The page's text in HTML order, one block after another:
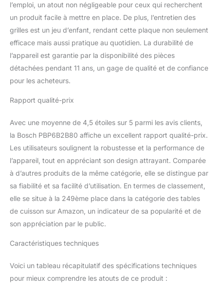
l’emploi, un atout non négligeable pour ceux qui recherchent
un produit facile à mettre en place. De plus, l’entretien des
grilles est un jeu d’enfant, rendant cette plaque non seulement
efficace mais aussi pratique au quotidien. La durabilité de
l’appareil est garantie par la disponibilité des pièces
détachées pendant 11 ans, un gage de qualité et de confiance
pour les acheteurs.
Rapport qualité-prix
Avec une moyenne de 4,5 étoiles sur 5 parmi les avis clients,
la Bosch PBP6B2B80 affiche un excellent rapport qualité-prix.
Les utilisateurs soulignent la robustesse et la performance de
l’appareil, tout en appréciant son design attrayant. Comparée
à d’autres produits de la même catégorie, elle se distingue par
sa fiabilité et sa facilité d’utilisation. En termes de classement,
elle se situe à la 249ème place dans la catégorie des tables
de cuisson sur Amazon, un indicateur de sa popularité et de
son appréciation par le public.
Caractéristiques techniques
Voici un tableau récapitulatif des spécifications techniques
pour mieux comprendre les atouts de ce produit :